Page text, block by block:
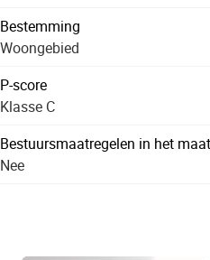
Bestemming
Woongebied
P-score
Klasse C
Bestuursmaatregelen in het
Nee